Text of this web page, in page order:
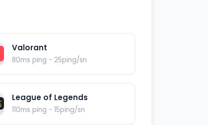
Valorant
80ms ping - 25ping/sn
League of Legends
110ms ping - 15ping/sn